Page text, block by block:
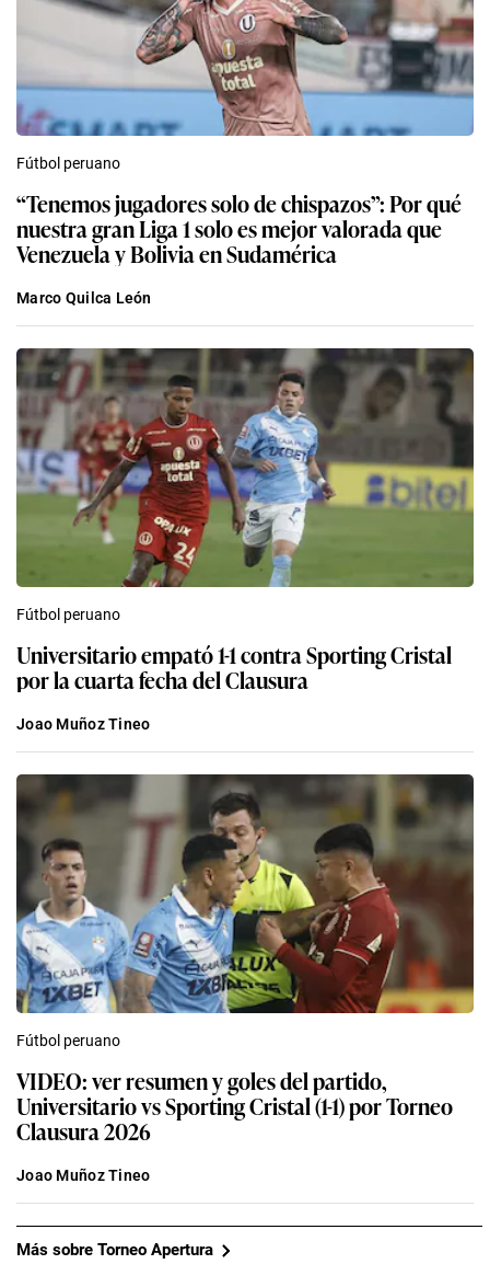
Fútbol peruano
“Tenemos jugadores solo de chispazos”: Por qué
nuestra gran Liga 1 solo es mejor valorada que
Venezuela y Bolivia en Sudamérica
Marco Quilca León
Fútbol peruano
Universitario empató 1-1 contra Sporting Cristal
por la cuarta fecha del Clausura
Joao Muñoz Tineo
Fútbol peruano
VIDEO: ver resumen y goles del partido,
Universitario vs Sporting Cristal (1-1) por Torneo
Clausura 2026
Joao Muñoz Tineo
Más sobre Torneo Apertura